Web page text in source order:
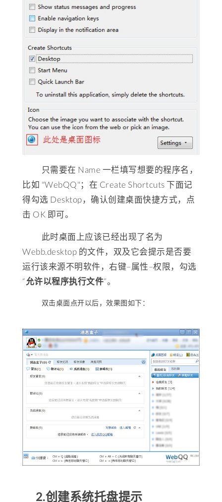
只需要在 Name 一栏填写想要的程序名，
比如 "WebQQ"；在 Create Shortcuts 下面记
得勾选 Desktop，确认创建桌面快捷方式，点
击 OK 即可。
此时桌面上应该已经出现了名为
Webb.desktop 的文件，双及它会提示是否要
运行该来源不明软件，右键–属性–权限，勾选
“允许以程序执行文件”。
双击桌面点开以后，效果图如下：
2.创建系统托盘提示